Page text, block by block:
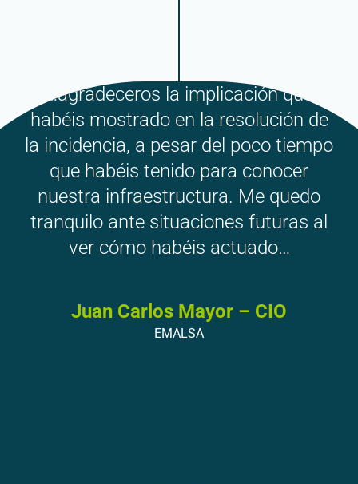
…agradeceros la implicación que
habéis mostrado en la resolución de
la incidencia, a pesar del poco tiempo
que habéis tenido para conocer
nuestra infraestructura. Me quedo
tranquilo ante situaciones futuras al
ver cómo habéis actuado…
Juan Carlos Mayor – CIO
EMALSA